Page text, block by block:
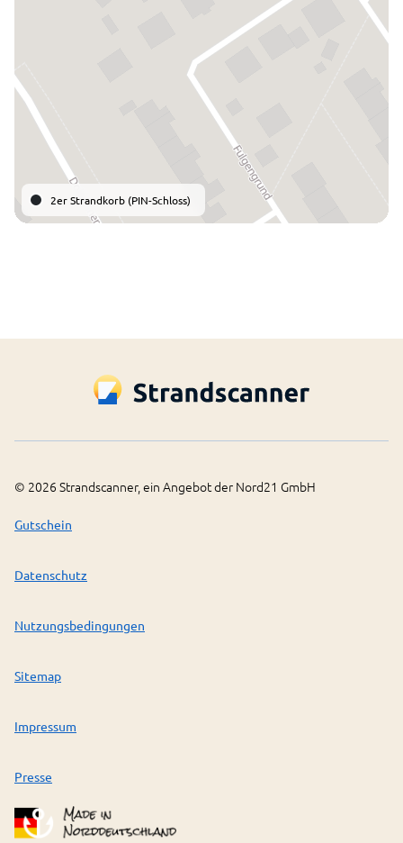
2er Strandkorb (PIN-Schloss)
© 2026 Strandscanner, ein Angebot der Nord21 GmbH
Gutschein
Datenschutz
Nutzungsbedingungen
Sitemap
Impressum
Presse